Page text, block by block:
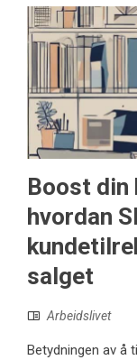
Boost
hvordan
salget
Arbeidslivet
Betydningen av å